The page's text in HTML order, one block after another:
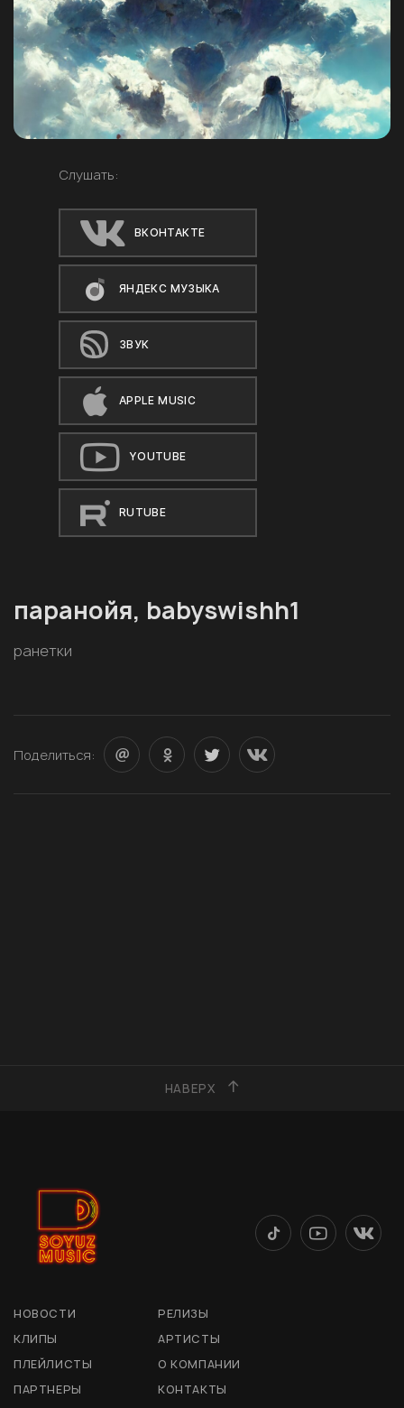
Слушать:
ВКОНТАКТЕ
ЯНДЕКС МУЗЫКА
ЗВУК
APPLE MUSIC
YOUTUBE
RUTUBE
паранойя, babyswishh1
ранетки
Поделиться:
НАВЕРХ
НОВОСТИ
РЕЛИЗЫ
КЛИПЫ
АРТИСТЫ
ПЛЕЙЛИСТЫ
О КОМПАНИИ
ПАРТНЕРЫ
КОНТАКТЫ